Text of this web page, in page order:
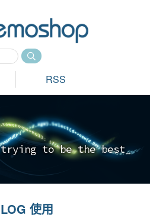
RSS
tryi ng to be the best_
使用